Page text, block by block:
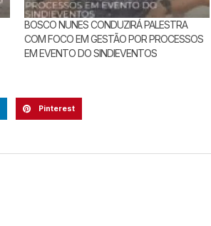
BOSCO NUNES CONDUZIRÁ PALESTRA
COM FOCO EM GESTÃO POR PROCESSOS
EM EVENTO DO SINDIEVENTOS
Pinterest